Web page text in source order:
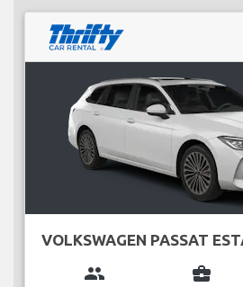
VOLKSWAGEN PASSAT
group business_center